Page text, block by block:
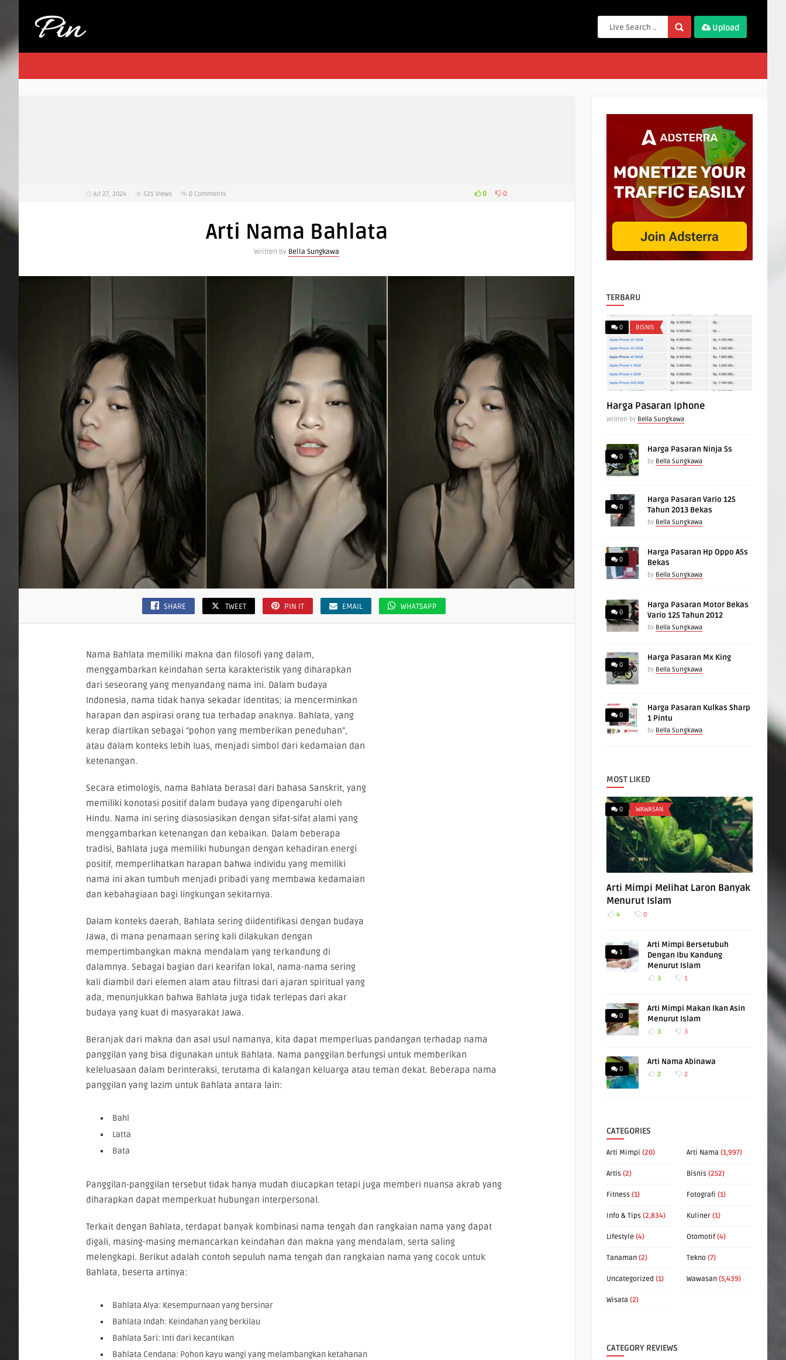
Upload
Jul 27, 2024 521 Views 0 Comments 0 0
Arti Nama Bahlata
Written by Bella Sungkawa
SHARE TWEET PIN IT EMAIL WHATSAPP
Nama Bahlata memiliki makna dan filosofi yang dalam,
menggambarkan keindahan serta karakteristik yang diharapkan
dari seseorang yang menyandang nama ini. Dalam budaya
Indonesia, nama tidak hanya sekadar identitas; ia mencerminkan
harapan dan aspirasi orang tua terhadap anaknya. Bahlata, yang
kerap diartikan sebagai “pohon yang memberikan peneduhan”,
atau dalam konteks lebih luas, menjadi simbol dari kedamaian dan
ketenangan.
Secara etimologis, nama Bahlata berasal dari bahasa Sanskrit, yang
memiliki konotasi positif dalam budaya yang dipengaruhi oleh
Hindu. Nama ini sering diasosiasikan dengan sifat-sifat alami yang
menggambarkan ketenangan dan kebaikan. Dalam beberapa
tradisi, Bahlata juga memiliki hubungan dengan kehadiran energi
positif, memperlihatkan harapan bahwa individu yang memiliki
nama ini akan tumbuh menjadi pribadi yang membawa kedamaian
dan kebahagiaan bagi lingkungan sekitarnya.
Dalam konteks daerah, Bahlata sering diidentifikasi dengan budaya
Jawa, di mana penamaan sering kali dilakukan dengan
mempertimbangkan makna mendalam yang terkandung di
dalamnya. Sebagai bagian dari kearifan lokal, nama-nama sering
kali diambil dari elemen alam atau filtrasi dari ajaran spiritual yang
ada, menunjukkan bahwa Bahlata juga tidak terlepas dari akar
budaya yang kuat di masyarakat Jawa.
Beranjak dari makna dan asal usul namanya, kita dapat memperluas pandangan terhadap nama
panggilan yang bisa digunakan untuk Bahlata. Nama panggilan berfungsi untuk memberikan
keleluasaan dalam berinteraksi, terutama di kalangan keluarga atau teman dekat. Beberapa nama
panggilan yang lazim untuk Bahlata antara lain:
Bahl
Latta
Bata
Panggilan-panggilan tersebut tidak hanya mudah diucapkan tetapi juga memberi nuansa akrab yang
diharapkan dapat memperkuat hubungan interpersonal.
Terkait dengan Bahlata, terdapat banyak kombinasi nama tengah dan rangkaian nama yang dapat
digali, masing-masing memancarkan keindahan dan makna yang mendalam, serta saling
melengkapi. Berikut adalah contoh sepuluh nama tengah dan rangkaian nama yang cocok untuk
Bahlata, beserta artinya:
Bahlata Alya: Kesempurnaan yang bersinar
Bahlata Indah: Keindahan yang berkilau
Bahlata Sari: Inti dari kecantikan
Bahlata Cendana: Pohon kayu wangi yang melambangkan ketahanan
TERBARU
0 BISNIS
Harga Pasaran Iphone
Written by Bella Sungkawa
0
Harga Pasaran Ninja Ss
by Bella Sungkawa
0
Harga Pasaran Vario 125
Tahun 2013 Bekas
by Bella Sungkawa
0
Harga Pasaran Hp Oppo A5s
Bekas
by Bella Sungkawa
0
Harga Pasaran Motor Bekas
Vario 125 Tahun 2012
by Bella Sungkawa
0
Harga Pasaran Mx King
by Bella Sungkawa
0
Harga Pasaran Kulkas Sharp
1 Pintu
by Bella Sungkawa
MOST LIKED
0 WAWASAN
Arti Mimpi Melihat Laron Banyak
Menurut Islam
4 0
1
Arti Mimpi Bersetubuh
Dengan Ibu Kandung
Menurut Islam
3 1
0
Arti Mimpi Makan Ikan Asin
Menurut Islam
3 3
0
Arti Nama Abinawa
2 2
CATEGORIES
Arti Mimpi (20) Arti Nama (1,997)
Artis (2) Bisnis (252)
Fitness (1) Fotografi (1)
Info & Tips (2,834) Kuliner (1)
Lifestyle (4) Otomotif (4)
Tanaman (2) Tekno (7)
Uncategorized (1) Wawasan (5,439)
Wisata (2)
CATEGORY REVIEWS